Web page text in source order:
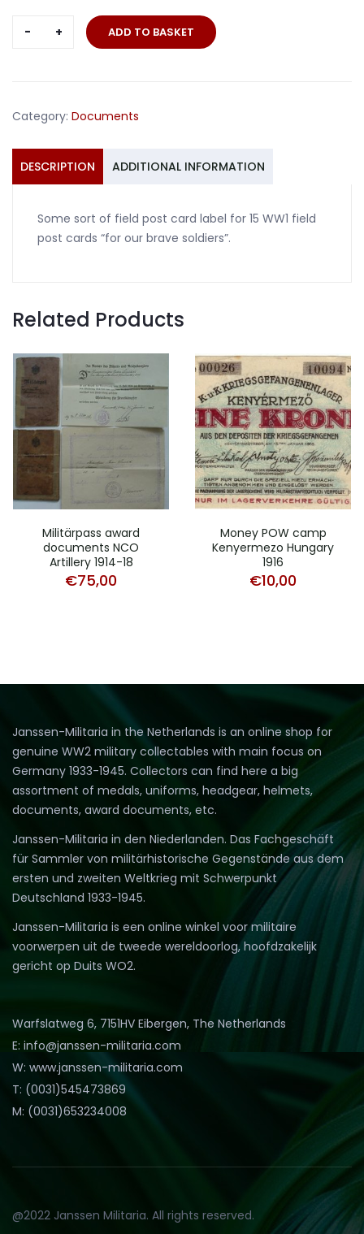
ADD TO BASKET
Category: Documents
DESCRIPTION ADDITIONAL INFORMATION
Some sort of field post card label for 15 WW1 field
post cards “for our brave soldiers”.
Related Products
Militärpass award
documents NCO
Artillery 1914-18
€75,00
Money POW camp
Kenyermezo Hungary
1916
€10,00
Janssen-Militaria in the Netherlands is an online shop for
genuine WW2 military collectables with main focus on
Germany 1933-1945. Collectors can find here a big
assortment of medals, uniforms, headgear, helmets,
documents, award documents, etc.
Janssen-Militaria in den Niederlanden. Das Fachgeschäft
für Sammler von militärhistorische Gegenstände aus dem
ersten und zweiten Weltkrieg mit Schwerpunkt
Deutschland 1933-1945.
Janssen-Militaria is een online winkel voor militaire
voorwerpen uit de tweede wereldoorlog, hoofdzakelijk
gericht op Duits WO2.
Warfslatweg 6, 7151HV Eibergen, The Netherlands
E: info@janssen-militaria.com
W: www.janssen-militaria.com
T: (0031)545473869
M: (0031)653234008
@2022 Janssen Militaria. All rights reserved.